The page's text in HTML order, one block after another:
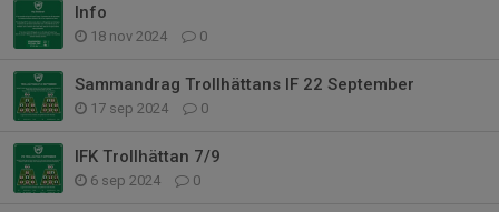
Info
18 nov 2024 0
Sammandrag Trollhättans IF 22 September
17 sep 2024 0
IFK Trollhättan 7/9
6 sep 2024 0